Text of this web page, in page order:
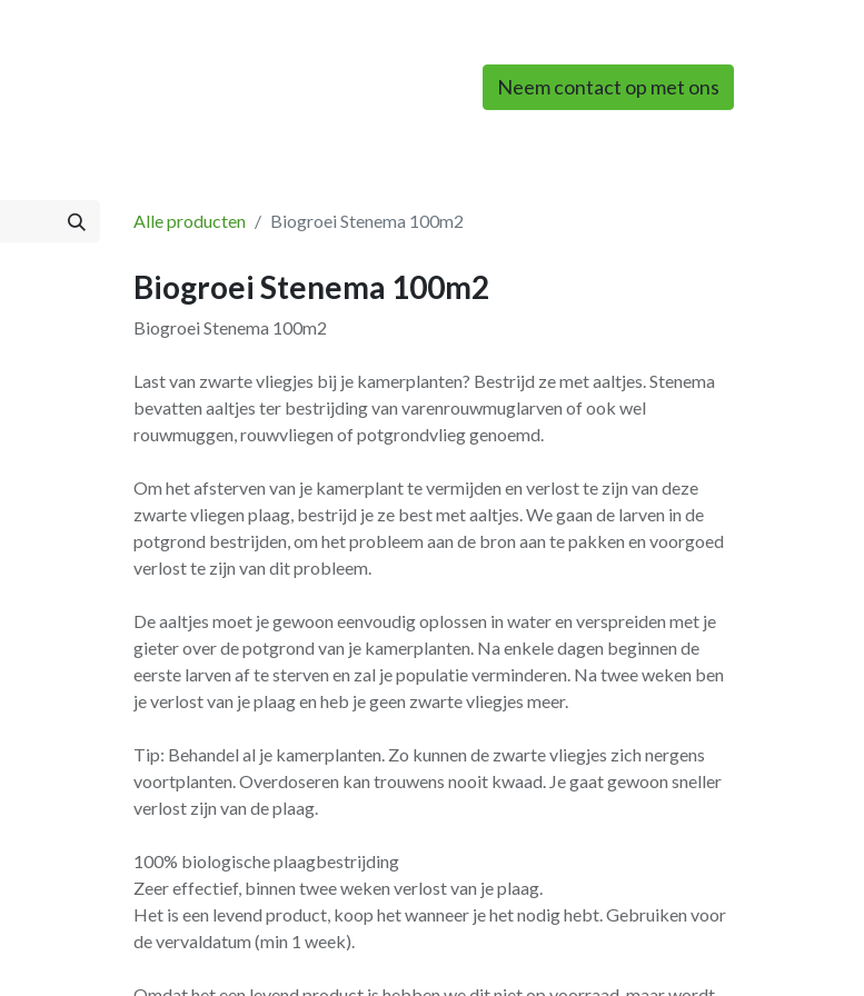
Neem contact op met ons
Alle producten Biogroei Stenema 100m2
Biogroei Stenema 100m2
Biogroei Stenema 100m2
Last van zwarte vliegjes bij je kamerplanten? Bestrijd ze met aaltjes. Stenema
bevatten aaltjes ter bestrijding van varenrouwmuglarven of ook wel
rouwmuggen, rouwvliegen of potgrondvlieg genoemd.
Om het afsterven van je kamerplant te vermijden en verlost te zijn van deze
zwarte vliegen plaag, bestrijd je ze best met aaltjes. We gaan de larven in de
potgrond bestrijden, om het probleem aan de bron aan te pakken en voorgoed
verlost te zijn van dit probleem.
De aaltjes moet je gewoon eenvoudig oplossen in water en verspreiden met je
gieter over de potgrond van je kamerplanten. Na enkele dagen beginnen de
eerste larven af te sterven en zal je populatie verminderen. Na twee weken ben
je verlost van je plaag en heb je geen zwarte vliegjes meer.
Tip: Behandel al je kamerplanten. Zo kunnen de zwarte vliegjes zich nergens
voortplanten. Overdoseren kan trouwens nooit kwaad. Je gaat gewoon sneller
verlost zijn van de plaag.
100% biologische plaagbestrijding
Zeer effectief, binnen twee weken verlost van je plaag.
Het is een levend product, koop het wanneer je het nodig hebt. Gebruiken voor
de vervaldatum (min 1 week).